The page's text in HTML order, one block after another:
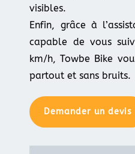
visibles.
Enfin, grâce à
capable de vous
km/h, Towbe Bike
partout et sans bruits.
Demander un devis